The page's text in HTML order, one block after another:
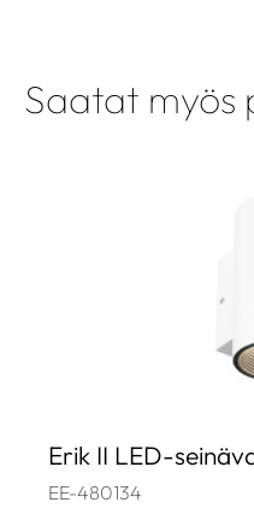
Saatat myös
Erik II LED-
EE-480134